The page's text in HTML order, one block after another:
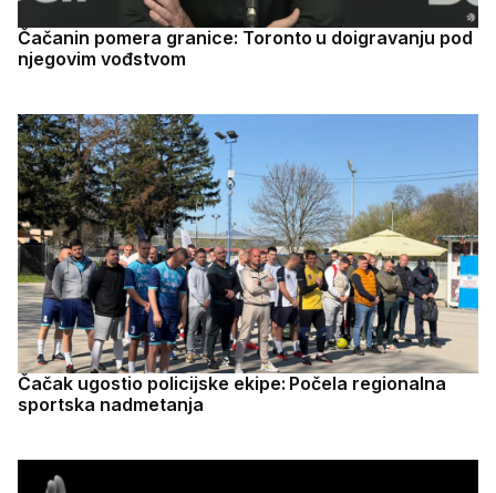
Čačanin pomera granice: Toronto u doigravanju pod
njegovim vođstvom
Čačak ugostio policijske ekipe: Počela regionalna
sportska nadmetanja